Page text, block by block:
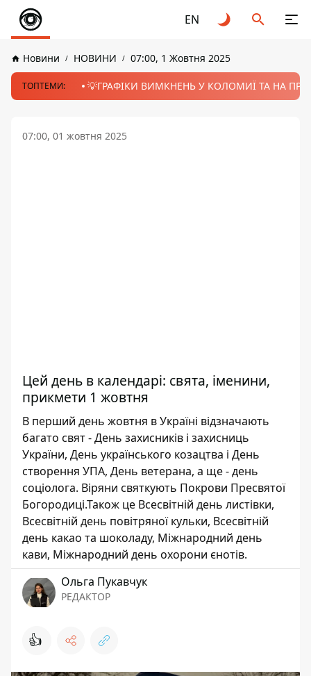
EN
Новини НОВИНИ 07:00, 1 Жовтня 2025
ТОПТЕМИ: 💡ГРАФІКИ ВИМКНЕНЬ У КОЛОМИЇ ТА НА
07:00, 01 жовтня 2025
Цей день в календарі: свята, іменини,
прикмети 1 жовтня
В перший день жовтня в Україні відзначають
багато свят - День захисників і захисниць
України, День українського козацтва і День
створення УПА, День ветерана, а ще - день
соціолога. Віряни святкують Покрови Пресвятої
Богородиці.Також це Всесвітній день листівки,
Всесвітній день повітряної кульки, Всесвітній
день какао та шоколаду, Міжнародний день
кави, Міжнародний день охорони єнотів.
Ольга Пукавчук
РЕДАКТОР
👍